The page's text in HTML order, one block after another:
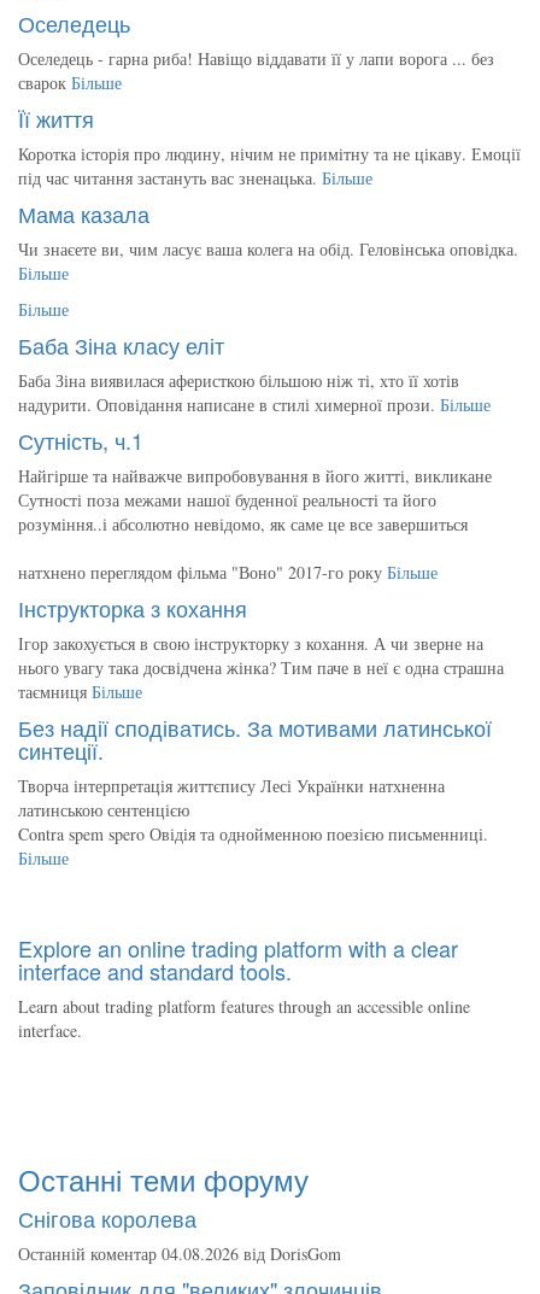
Оселедець
Оселедець - гарна риба! Навіщо віддавати її у лапи ворога ... без
сварок Більше
Її життя
Коротка історія про людину, нічим не примітну та не цікаву. Емоції
під час читання застануть вас зненацька. Більше
Мама казала
Чи знаєете ви, чим ласує ваша колега на обід. Геловінська оповідка.
Більше
Більше
Баба Зіна класу еліт
Баба Зіна виявилася аферисткою більшою ніж ті, хто її хотів
надурити. Оповідання написане в стилі химерної прози. Більше
Сутність, ч.1
Найгірше та найважче випробовування в його житті, викликане
Сутності поза межами нашої буденної реальності та його
розуміння..і абсолютно невідомо, як саме це все завершиться
натхнено переглядом фільма "Воно" 2017-го року Більше
Інструкторка з кохання
Ігор закохується в свою інструкторку з кохання. А чи зверне на
нього увагу така досвідчена жінка? Тим паче в неї є одна страшна
таємниця Більше
Без надії сподіватись. За мотивами латинської
синтеції.
Творча інтерпретація життєпису Лесі Українки натхненна
латинською сентенцією
Contra spem spero Овідія та однойменною поезією письменниці.
Більше
Explore an online trading platform with a clear
interface and standard tools.
Learn about trading platform features through an accessible online
interface.
Останні теми форуму
Снігова королева
Останній коментар 04.08.2026 від DorisGom